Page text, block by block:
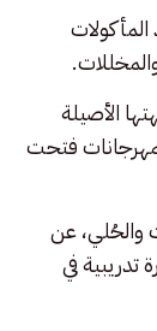
الأصيلة
فتحت
والحُلي، عن
تدريبية في